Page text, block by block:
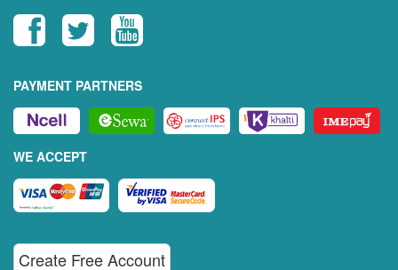
PAYMENT PARTNERS
WE ACCEPT
Create Free Account